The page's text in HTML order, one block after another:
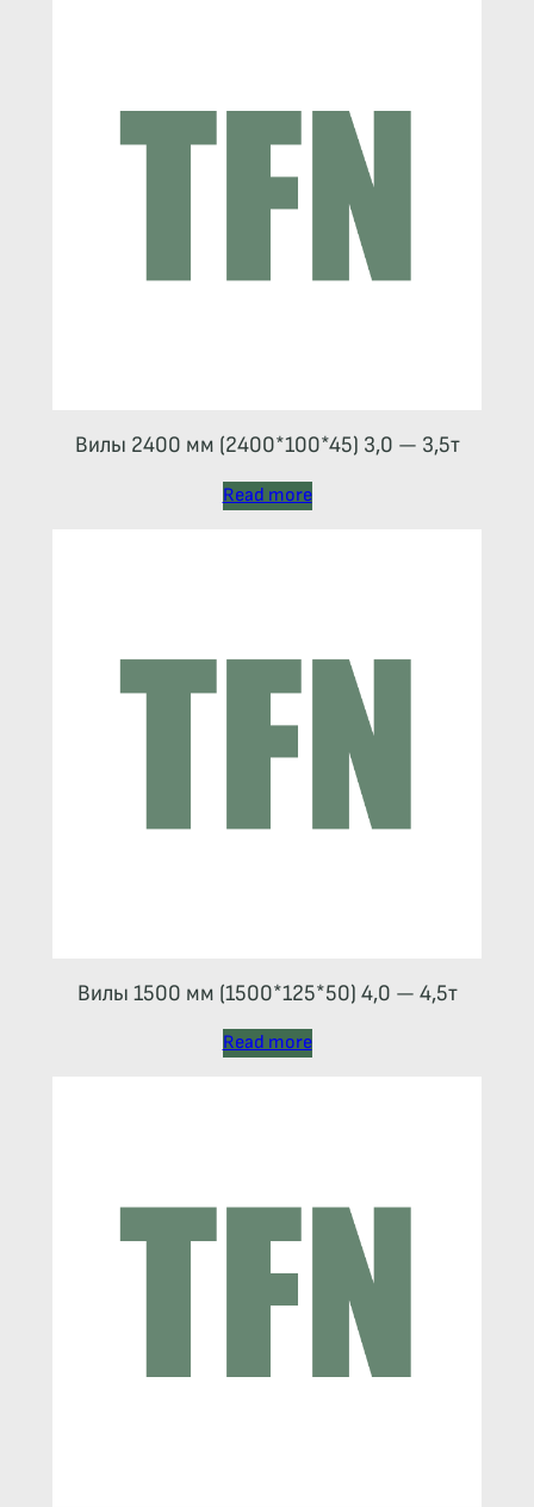
Вилы 2400 мм (2400*100*45) 3,0 — 3,5т
Read more
Вилы 1500 мм (1500*125*50) 4,0 — 4,5т
Read more